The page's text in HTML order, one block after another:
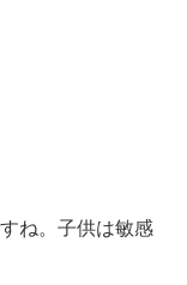
ね。子供は敏感